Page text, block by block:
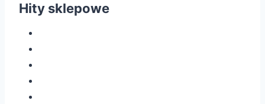
Hity sklepowe